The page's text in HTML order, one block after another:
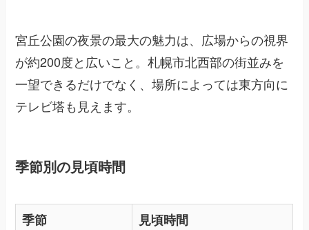
宮丘公園の夜景の最大の魅力は、広場からの視界
が約200度と広いこと。札幌市北西部の街並みを
一望できるだけでなく、場所によっては東方向に
テレビ塔も見えます。
季節別の見頃時間
季節
見頃時間